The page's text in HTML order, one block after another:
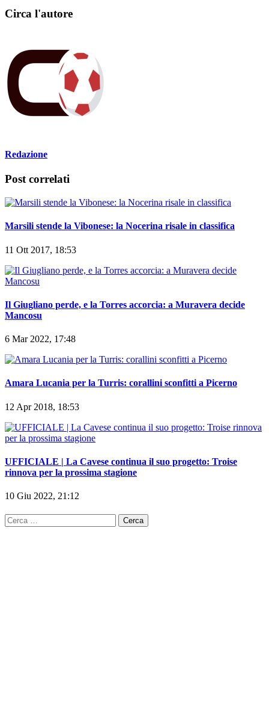
Circa l'autore
Redazione
Post correlati
Marsili stende la Vibonese: la Nocerina risale in classifica
11 Ott 2017, 18:53
Il Giugliano perde, e la Torres accorcia: a Muravera decide
Mancosu
6 Mar 2022, 17:48
Amara Lucania per la Turris: corallini sconfitti a Picerno
12 Apr 2018, 18:53
UFFICIALE | La Cavese continua il suo progetto: Troise
rinnova per la prossima stagione
10 Giu 2022, 21:12
Ricerca
per: